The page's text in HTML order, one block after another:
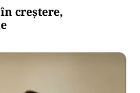
creștere,